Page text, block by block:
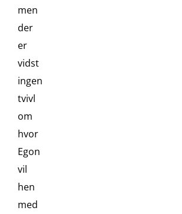
men
der
er
vidst
ingen
tvivl
om
hvor
Egon
vil
hen
med